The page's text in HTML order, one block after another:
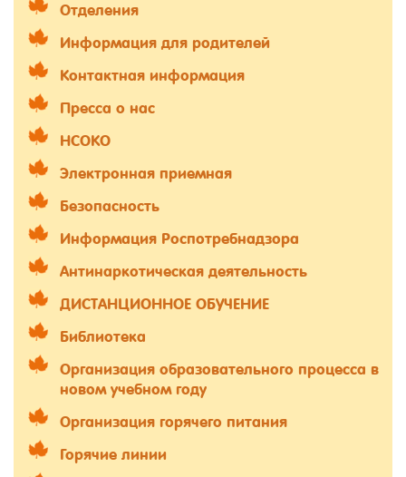
Отделения
Информация для родителей
Контактная информация
Пресса о нас
НСОКО
Электронная приемная
Безопасность
Информация Роспотребнадзора
Антинаркотическая деятельность
ДИСТАНЦИОННОЕ ОБУЧЕНИЕ
Библиотека
Организация образовательного процесса в
новом учебном году
Организация горячего питания
Горячие линии